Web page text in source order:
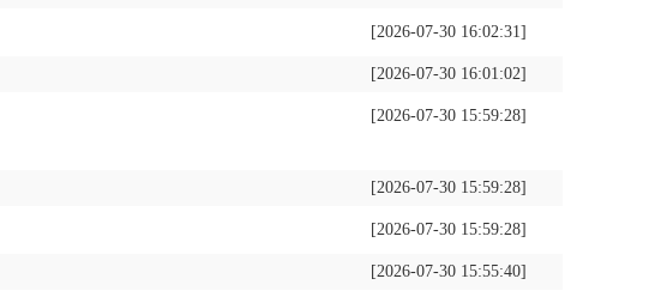
[2026-07-30 16:02:31]
[2026-07-30 16:01:02]
[2026-07-30 15:59:28]
[2026-07-30 15:59:28]
[2026-07-30 15:59:28]
[2026-07-30 15:55:40]